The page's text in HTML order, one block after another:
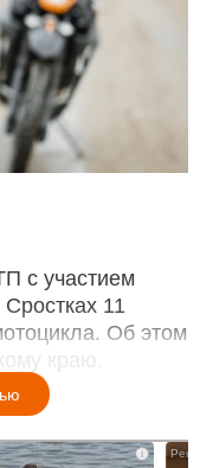
с участием
11
Об этом
краю.
i